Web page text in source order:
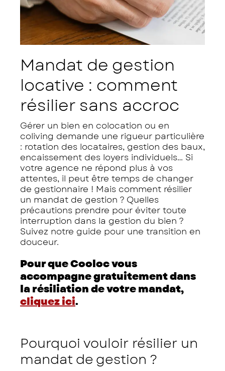
Mandat de gestion
locative : comment
résilier sans accroc
Gérer un bien en colocation ou en
coliving demande une rigueur particulière
: rotation des locataires, gestion des baux,
encaissement des loyers individuels… Si
votre agence ne répond plus à vos
attentes, il peut être temps de changer
de gestionnaire ! Mais comment résilier
un mandat de gestion ? Quelles
précautions prendre pour éviter toute
interruption dans la gestion du bien ?
Suivez notre guide pour une transition en
douceur.
Pour que Cooloc vous
accompagne gratuitement dans
la résiliation de votre mandat,
cliquez ici.
Pourquoi vouloir résilier un
mandat de gestion ?